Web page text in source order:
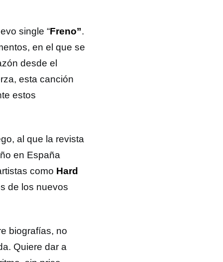
single “Freno”.
en el que se
desde el
esta canción
estos
al que la revista
en España
como Hard
de los nuevos
biografías, no
Quiere dar a